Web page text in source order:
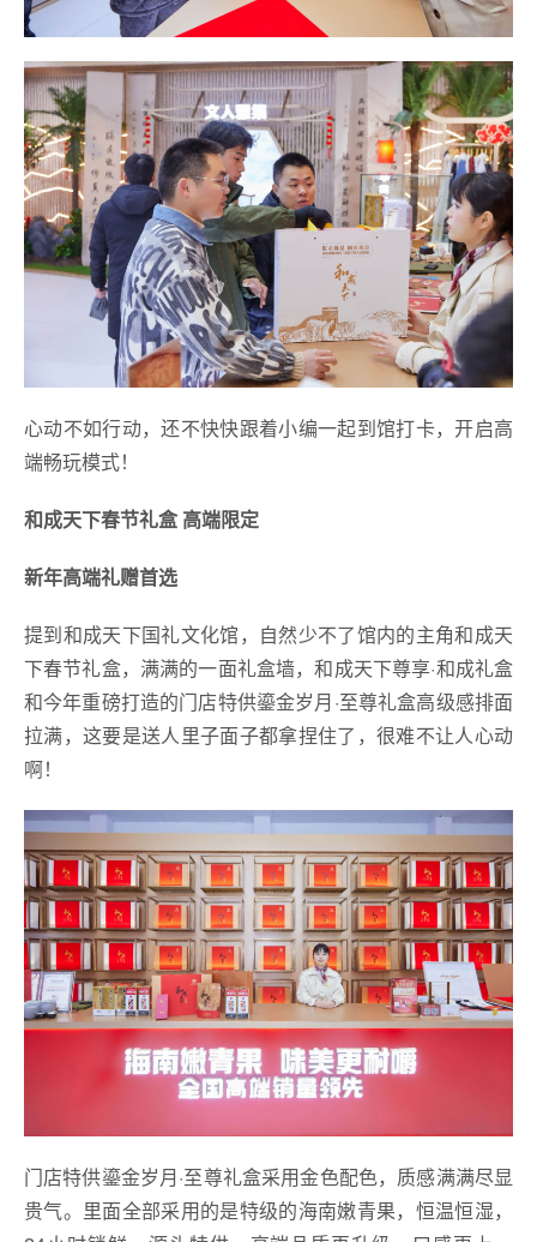
心动不如行动，还不快快跟着小编一起到馆打卡，开启高
端畅玩模式！
和成天下春节礼盒 高端限定
新年高端礼赠首选
提到和成天下国礼文化馆，自然少不了馆内的主角和成天
下春节礼盒，满满的一面礼盒墙，和成天下尊享·和成礼盒
和今年重磅打造的门店特供鎏金岁月·至尊礼盒高级感排面
拉满，这要是送人里子面子都拿捏住了，很难不让人心动
啊！
门店特供鎏金岁月·至尊礼盒采用金色配色，质感满满尽显
贵气。里面全部采用的是特级的海南嫩青果，恒温恒湿，